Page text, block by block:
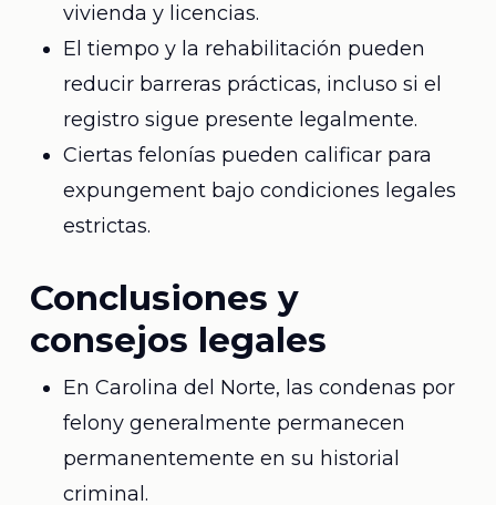
vivienda y licencias.
El tiempo y la rehabilitación pueden
reducir barreras prácticas, incluso si el
registro sigue presente legalmente.
Ciertas felonías pueden calificar para
expungement bajo condiciones legales
estrictas.
Conclusiones y
consejos legales
En Carolina del Norte, las condenas por
felony generalmente permanecen
permanentemente en su historial
criminal.